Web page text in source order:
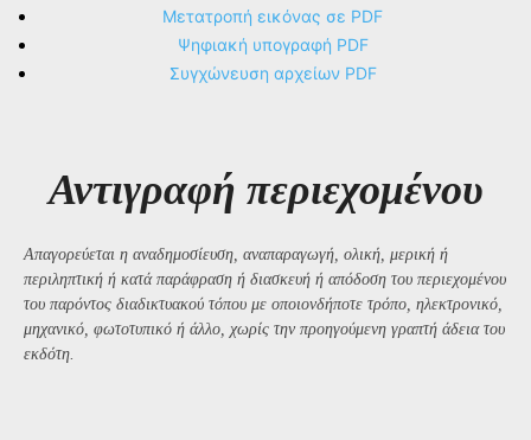
Μετατροπή εικόνας σε PDF
Ψηφιακή υπογραφή PDF
Συγχώνευση αρχείων PDF
Αντιγραφή περιεχομένου
Απαγορεύεται η αναδημοσίευση, αναπαραγωγή, ολική, μερική ή
περιληπτική ή κατά παράφραση ή διασκευή ή απόδοση του περιεχομένου
του παρόντος διαδικτυακού τόπου με οποιονδήποτε τρόπο, ηλεκτρονικό,
μηχανικό, φωτοτυπικό ή άλλο, χωρίς την προηγούμενη γραπτή άδεια του
εκδότη.